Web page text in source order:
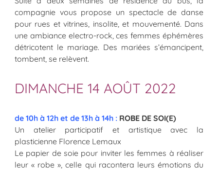
compagnie vous propose un spectacle de danse
pour rues et vitrines, insolite, et mouvementé. Dans
une ambiance electro-rock, ces femmes éphémères
détricotent le mariage. Des mariées s’émancipent,
tombent, se relèvent.
DIMANCHE 14 AOÛT 2022
de 10h à 12h et de 13h à 14h : ROBE DE SOI(E)
Un atelier participatif et artistique avec la
plasticienne Florence Lemaux
Le papier de soie pour inviter les femmes à réaliser
leur « robe », celle qui racontera leurs émotions du